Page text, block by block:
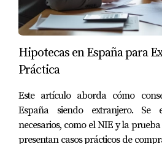
ingresos, declaraciones fiscales y
relacionados con tu situación
¿Es más difícil obtener
del Brexit?
más documentación y
prestamistas.
Hipotecas en España para
Práctica
Este artículo aborda cómo
España siendo extranjero. Se
necesarios, como el NIE y la
presentan casos prácticos de